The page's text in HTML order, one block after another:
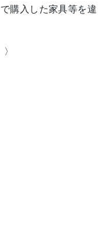
購入した家具等を違